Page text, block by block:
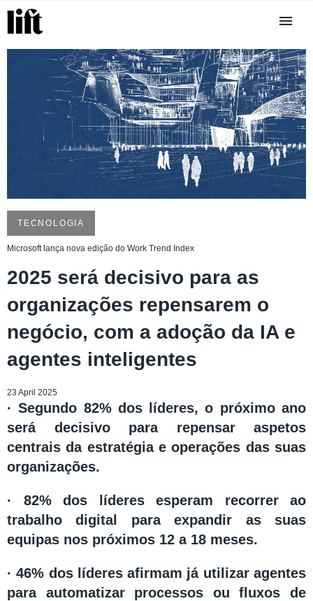
TECNOLOGIA
Microsoft lança nova edição do Work Trend Index
2025 será decisivo para as
organizações repensarem o
negócio, com a adoção da IA e
agentes inteligentes
23 April 2025
· Segundo 82% dos líderes, o próximo ano
será decisivo para repensar aspetos
centrais da estratégia e operações das suas
organizações.
· 82% dos líderes esperam recorrer ao
trabalho digital para expandir as suas
equipas nos próximos 12 a 18 meses.
· 46% dos líderes afirmam já utilizar agentes
para automatizar processos ou fluxos de